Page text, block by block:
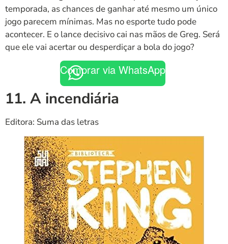
temporada, as chances de ganhar até mesmo um único
jogo parecem mínimas. Mas no esporte tudo pode
acontecer. E o lance decisivo cai nas mãos de Greg. Será
que ele vai acertar ou desperdiçar a bola do jogo?
Comprar via WhatsApp
11. A incendiária
Editora: Suma das letras